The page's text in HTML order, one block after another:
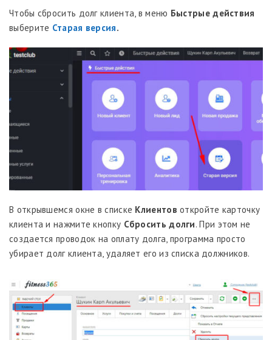
Чтобы сбросить долг клиента, в меню Быстрые действия
выберите Старая версия.
В открывшемся окне в списке Клиентов откройте карточку
клиента и нажмите кнопку Сбросить долги. При этом не
создается проводок на оплату долга, программа просто
убирает долг клиента, удаляет его из списка должников.